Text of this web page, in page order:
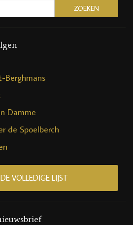
Berghmans
Damme
de Spoelberch
VOLLEDIGE LIJST